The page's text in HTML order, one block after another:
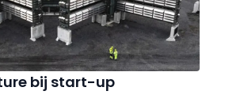
bij start-up